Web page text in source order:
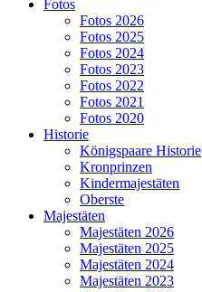
Fotos
Fotos 2026
Fotos 2025
Fotos 2024
Fotos 2023
Fotos 2022
Fotos 2021
Fotos 2020
Historie
Königspaare Historie
Kronprinzen
Kindermajestäten
Oberste
Majestäten
Majestäten 2026
Majestäten 2025
Majestäten 2024
Majestäten 2023